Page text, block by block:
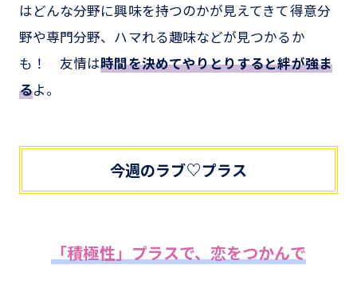
はどんな分野に興味を持つのかが見えてきて得意分
野や専門分野、ハマれる趣味などが見つかるか
も！ 友情は時間を決めてやりとりすると絆が強ま
るよ。
今週のラブ♡プラス
「積極性」プラスで、恋をつかんで